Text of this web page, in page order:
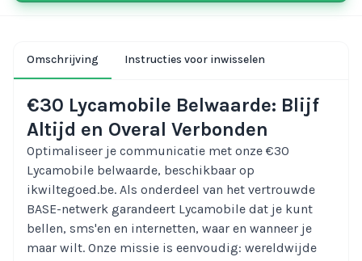
Omschrijving Instructies voor inwisselen
€30 Lycamobile Belwaarde: Blijf
Altijd en Overal Verbonden
Optimaliseer je communicatie met onze €30
Lycamobile belwaarde, beschikbaar op
ikwiltegoed.be. Als onderdeel van het vertrouwde
BASE-netwerk garandeert Lycamobile dat je kunt
bellen, sms'en en internetten, waar en wanneer je
maar wilt. Onze missie is eenvoudig: wereldwijde